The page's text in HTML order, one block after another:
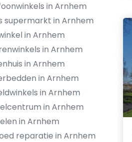
in Arnhem
supermarkt in Arnhem
in Arnhem
in Arnhem
in Arnhem
in Arnhem
in Arnhem
in Arnhem
in Arnhem
reparatie in Arnhem